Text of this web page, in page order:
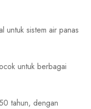
untuk sistem air panas
untuk berbagai
tahun, dengan